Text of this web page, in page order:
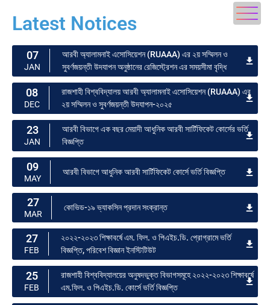
Latest Notices
07
JAN
আরবী অ্যালামনাই এসোসিয়েশন (RUAAA) এর ২য় সম্মিলন ও
সুবর্ণজয়ন্তী উদযাপন অনুষ্ঠানের রেজিস্ট্রেশন এর সময়সীমা বৃদ্ধি
08
DEC
রাজশাহী বিশ্ববিদ্যালয় আরবী অ্যালামনাই এসোসিয়েশন (RUAAA) এর
২য় সম্মিলন ও সুবর্ণজয়ন্তী উদযাপন-২০২৫
23
JAN
আরবী বিভাগে এক বছর মেয়াদী আধুনিক আরবী সার্টিফিকেট কোর্সের ভর্তি
বিজ্ঞপ্তি
09
MAY
আরবী বিভাগে আধুনিক আরবী সার্টিফিকেট কোর্সে ভর্তি বিজ্ঞপ্তি
27
MAR
কোভিড-১৯ ভ্যাকসিন প্রদান সংক্রান্ত
27
FEB
২০২২-২০২৩ শিক্ষাবর্ষে এম. ফিল. ও পিএইচ.ডি. প্রোগ্রামে ভর্তি
বিজ্ঞপ্তি, পরিবেশ বিজ্ঞান ইনস্টিটিউট
25
FEB
রাজশাহী বিশ্ববিদ্যালয়ের অনুষদভুক্ত বিভাগসমূহে ২০২২-২০২৩ শিক্ষাবর্ষে
এম.ফিল. ও পিএইচ.ডি. কোর্সে ভর্তি বিজ্ঞপ্তি